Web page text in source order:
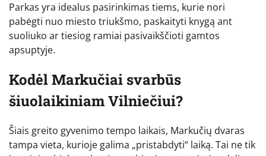
Parkas yra idealus pasirinkimas tiems, kurie nori
pabėgti nuo miesto triukšmo, paskaityti knygą ant
suoliuko ar tiesiog ramiai pasivaikščioti gamtos
apsuptyje.
Kodėl Markučiai svarbūs
šiuolaikiniam Vilniečiui?
Šiais greito gyvenimo tempo laikais, Markučių dvaras
tampa vieta, kurioje galima „pristabdyti“ laiką. Tai ne tik